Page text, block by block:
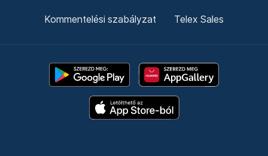
Kommentelési szabályzat Telex Sales